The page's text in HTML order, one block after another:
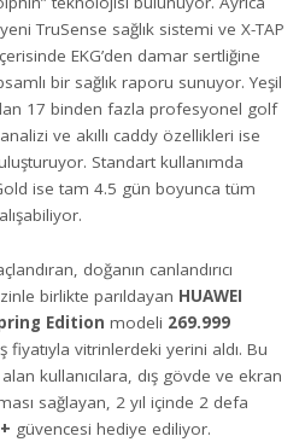
TruSense sağlık sistemi ve X-TAP
EKG’den damar sertliğine
bir sağlık raporu sunuyor. Yeşil
17 binden fazla profesyonel golf
ve akıllı caddy özellikleri ise
Standart kullanımda
ise tam 4.5 gün boyunca tüm
doğanın canlandırıcı
birlikte parıldayan HUAWEI
Edition modeli 269.999
fiyatıyla vitrinlerdeki yerini aldı. Bu
kullanıcılara, dış gövde ve ekran
sağlayan, 2 yıl içinde 2 defa
güvencesi hediye ediliyor.